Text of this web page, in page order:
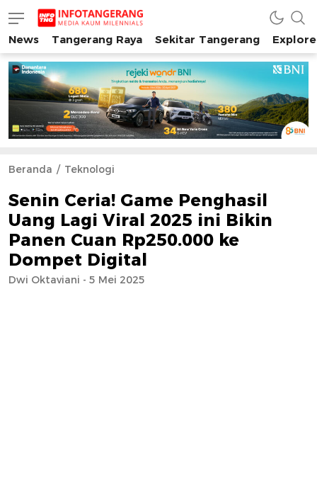
INFO TANGERANG
Media Kaum Millenials Tangerang Raya
News Tangerang Raya Sekitar Tangerang
Beranda Teknologi
Senin Ceria! Game Penghasil
Uang Lagi Viral 2025 ini Bikin
Panen Cuan Rp250.000 ke
Dompet Digital
Dwi Oktaviani - 5 Mei 2025